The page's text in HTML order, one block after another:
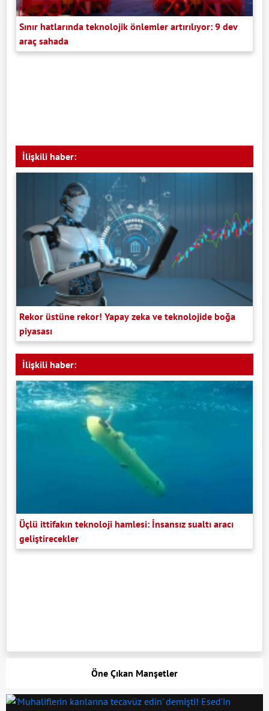
Sınır hatlarında teknolojik önlemler artırılıyor: 9 dev
araç sahada
İlişkili haber:
Rekor üstüne rekor! Yapay zeka ve teknolojide boğa
piyasası
İlişkili haber:
Üçlü ittifakın teknoloji hamlesi: İnsansız sualtı aracı
geliştirecekler
Öne Çıkan Manşetler